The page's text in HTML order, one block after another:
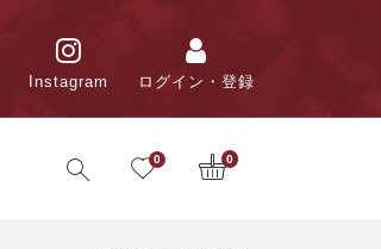
Instagram ログイン・登録
0 0